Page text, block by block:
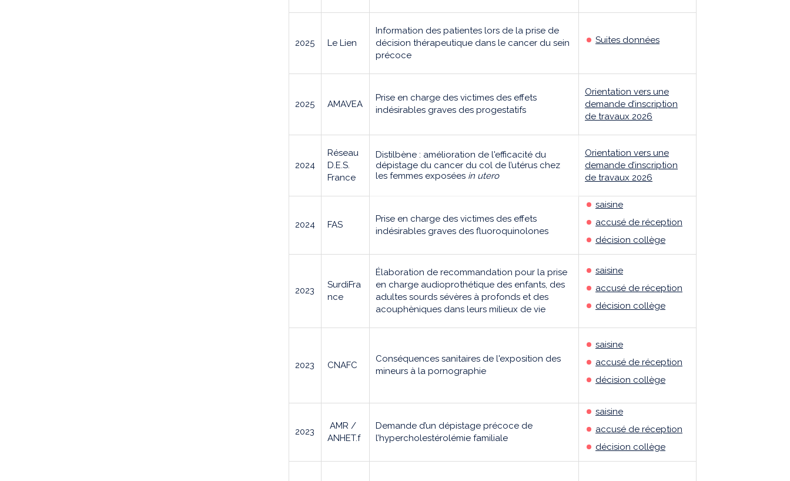
2025 Le Lien
Information des patientes lors de la prise de
décision thérapeutique dans le cancer du sein
précoce
Suites données
2025 AMAVEA
Prise en charge des victimes des effets
indésirables graves des progestatifs
Orientation vers une
demande d’inscription
de travaux 2026
2024
Réseau
D.E.S.
France
Distilbène : amélioration de l'efficacité du
dépistage du cancer du col de l’utérus chez
les femmes exposées in utero
Orientation vers une
demande d’inscription
de travaux 2026
2024 FAS
Prise en charge des victimes des effets
indésirables graves des fluoroquinolones
saisine
accusé de réception
décision collège
2023
SurdiFra
nce
Élaboration de recommandation pour la prise
en charge audioprothétique des enfants, des
adultes sourds sévères à profonds et des
acouphèniques dans leurs milieux de vie
saisine
accusé de réception
décision collège
2023 CNAFC
Conséquences sanitaires de l'exposition des
mineurs à la pornographie
saisine
accusé de réception
décision collège
2023
AMR /
ANHET.f
Demande d’un dépistage précoce de
l’hypercholestérolémie familiale
saisine
accusé de réception
décision collège